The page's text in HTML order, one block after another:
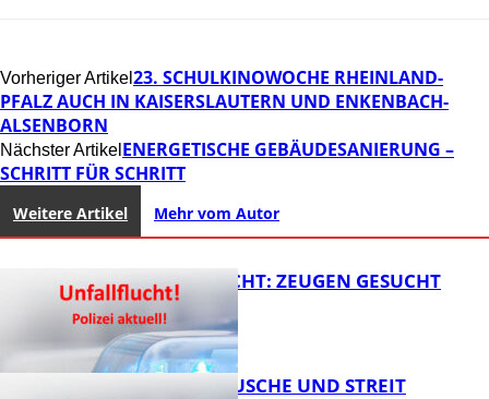
Vorheriger Artikel 23. SCHULKINOWOCHE RHEINLAND-
PFALZ AUCH IN KAISERSLAUTERN UND ENKENBACH-
ALSENBORN
Nächster Artikel ENERGETISCHE GEBÄUDESANIERUNG –
SCHRITT FÜR SCHRITT
Weitere Artikel Mehr vom Autor
UNFALLFLUCHT: ZEUGEN GESUCHT
KNALLGERÄUSCHE UND STREIT